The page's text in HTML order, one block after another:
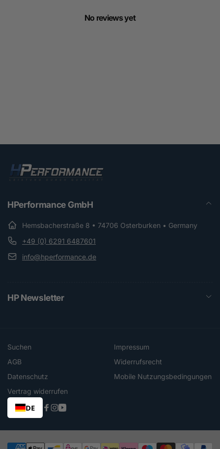
No reviews yet
HPerformance GmbH
Hemsbacherstraße 8 • 74706 Osterburken • Germany
+49 (0) 6291 6487601
info@hperformance.de
HP Newsletter
Suchen
Impressum
AGB
Widerrufsrecht
Datenschutz
Mobile Nutzungsbedingungen
Vertrag widerrufen
DE
Facebook
Instagram
YouTube